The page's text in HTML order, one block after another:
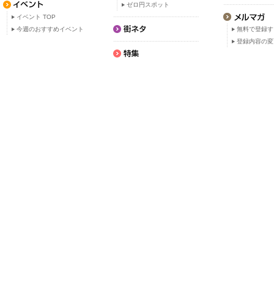
イベント TOP
今週のおすすめイベント
ゼロ円スポット
無料で登録
登録内容の